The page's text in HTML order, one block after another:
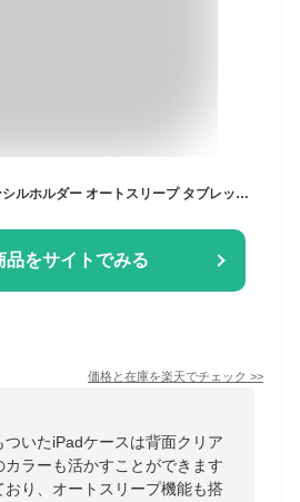
iPadケース ペン収納 ペンシルホルダー オートスリープ タブレットケース iPad A16 第11世代 iPad 第10世代 iPad 第9世代 iPad mini 第6世代 iPad Air 背面クリア 透明
品をサイトでみる
価格と在庫を楽天でチェック >>
いたiPadケースは背面クリア
ラーも活かすことができます
り、オートスリープ機能も搭